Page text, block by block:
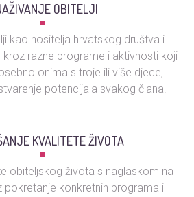
OBITELJI
kao nositelja hrvatskog društva i
kroz razne programe i aktivnosti koji
onima s troje ili više djece,
potencijala svakog člana.
KVALITETE ŽIVOTA
obiteljskog života s naglaskom na
pokretanje konkretnih programa i